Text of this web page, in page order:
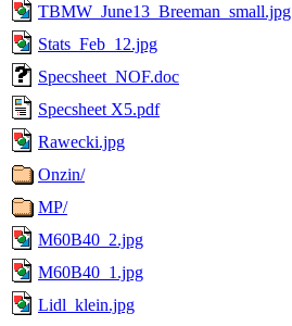
TBMW_June13_Breeman_small.jpg
Stats_Feb_12.jpg
Specsheet_NOF.doc
Specsheet X5.pdf
Rawecki.jpg
Onzin/
MP/
M60B40_2.jpg
M60B40_1.jpg
Lidl_klein.jpg